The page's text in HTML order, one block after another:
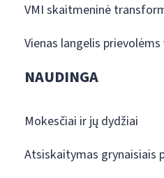
VMI skaitmeninė
Vienas langelis
NAUDINGA
Mokesčiai ir jų dydžiai
Atsiskaitymas grynaisiais